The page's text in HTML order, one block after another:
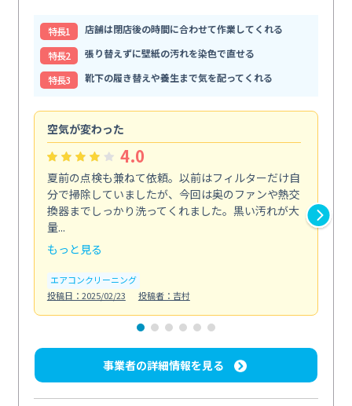
特⻑1
店舗は閉店後の時間に合わせて作業してくれる
特⻑2
張り替えずに壁紙の汚れを染色で直せる
特⻑3
靴下の履き替えや養生まで気を配ってくれる
空気が変わった
4.0
夏前の点検も兼ねて依頼。以前はフィルターだけ自
分で掃除していましたが、今回は奥のファンや熱交
換器までしっかり洗ってくれました。黒い汚れが大
量...
もっと見る
エアコンクリーニング
投稿日：2025/02/23
投稿者：吉村
事業者の詳細情報を見る